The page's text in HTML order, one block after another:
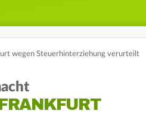
wegen Steuerhinterziehung verurteilt